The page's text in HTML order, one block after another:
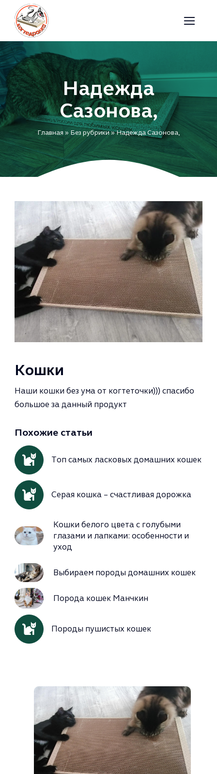
content
Надежда
Сазонова,
Главная » Без рубрики»Надежда Сазонова,
Кошки
Наши кошки без ума от когтеточки))) спаси­бо
большое за данный продукт
Похожие статьи
Топ самых ласковых домашних кошек
Серая кошка – счастливая дорожка
Кошки белого цвета с голубыми
глазами и лапками: особенности и
уход
Выбираем породы домашних кошек
Порода кошек Манчкин
Породы пушистых кошек